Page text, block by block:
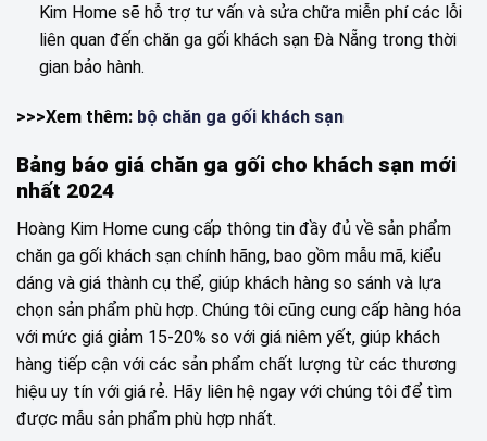
Kim Home sẽ hỗ trợ tư vấn và sửa chữa miễn phí các lỗi
liên quan đến chăn ga gối khách sạn Đà Nẵng trong thời
gian bảo hành.
>>>Xem thêm: bộ chăn ga gối khách sạn
Bảng báo giá chăn ga gối cho khách sạn mới
nhất 2024
Hoàng Kim Home cung cấp thông tin đầy đủ về sản phẩm
chăn ga gối khách sạn chính hãng, bao gồm mẫu mã, kiểu
dáng và giá thành cụ thể, giúp khách hàng so sánh và lựa
chọn sản phẩm phù hợp. Chúng tôi cũng cung cấp hàng hóa
với mức giá giảm 15-20% so với giá niêm yết, giúp khách
hàng tiếp cận với các sản phẩm chất lượng từ các thương
hiệu uy tín với giá rẻ. Hãy liên hệ ngay với chúng tôi để tìm
được mẫu sản phẩm phù hợp nhất.